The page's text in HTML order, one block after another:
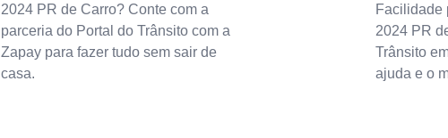
2024 PR de Carro? Conte com a
parceria do Portal do Trânsito com a
Zapay para fazer tudo sem sair de
casa.
Facilidade
2024 PR
Trânsito
ajuda e o